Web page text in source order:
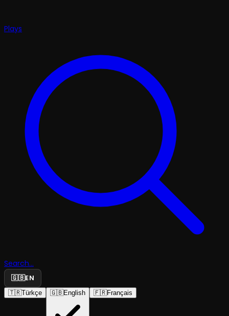
Plays
Search...
🇬🇧EN
🇹🇷Türkçe 🇬🇧English 🇫🇷Français